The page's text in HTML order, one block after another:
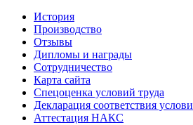
История
Производство
Отзывы
Дипломы и награды
Сотрудничество
Карта сайта
Спецоценка условий труда
Декларация соответствия
Аттестация НАКС